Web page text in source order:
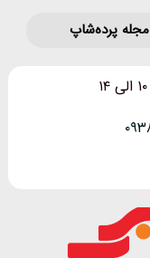
مجله پرده‌شاپ